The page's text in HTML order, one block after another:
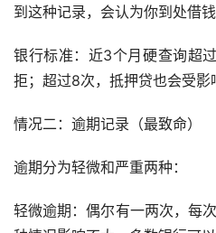
到这种记录，会认为你到处借
银行标准：近3个月硬查询超
拒；超过8次，抵押贷也会受影
情况二：逾期记录（最致命）
逾期分为轻微和严重两种：
轻微逾期：偶尔有一两次，每